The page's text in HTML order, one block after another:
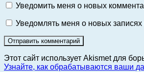
Уведомить меня о новых
Уведомлять меня о новых записях
Этот сайт использует Akismet для
Узнайте, как обрабатываются ваши